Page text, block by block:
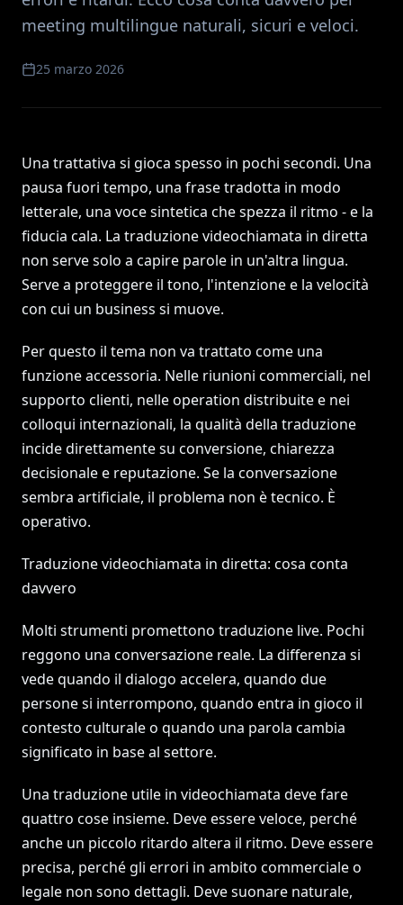
meeting multilingue naturali, sicuri e veloci.
25 marzo 2026
Una trattativa si gioca spesso in pochi secondi. Una
pausa fuori tempo, una frase tradotta in modo
letterale, una voce sintetica che spezza il ritmo - e la
fiducia cala. La traduzione videochiamata in diretta
non serve solo a capire parole in un'altra lingua.
Serve a proteggere il tono, l'intenzione e la velocità
con cui un business si muove.
Per questo il tema non va trattato come una
funzione accessoria. Nelle riunioni commerciali, nel
supporto clienti, nelle operation distribuite e nei
colloqui internazionali, la qualità della traduzione
incide direttamente su conversione, chiarezza
decisionale e reputazione. Se la conversazione
sembra artificiale, il problema non è tecnico. È
operativo.
Traduzione videochiamata in diretta: cosa conta
davvero
Molti strumenti promettono traduzione live. Pochi
reggono una conversazione reale. La differenza si
vede quando il dialogo accelera, quando due
persone si interrompono, quando entra in gioco il
contesto culturale o quando una parola cambia
significato in base al settore.
Una traduzione utile in videochiamata deve fare
quattro cose insieme. Deve essere veloce, perché
anche un piccolo ritardo altera il ritmo. Deve essere
precisa, perché gli errori in ambito commerciale o
legale non sono dettagli. Deve suonare naturale,